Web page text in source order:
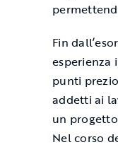
Fin
esperienza
punti
addetti ai
un
Nel corso